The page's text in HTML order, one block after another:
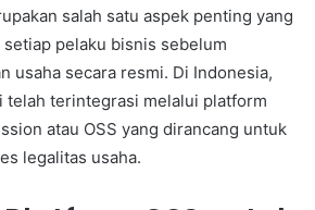
salah satu aspek penting yang
pelaku bisnis sebelum
usaha secara resmi. Di Indonesia,
telah terintegrasi melalui platform
atau OSS yang dirancang untuk
legalitas usaha.